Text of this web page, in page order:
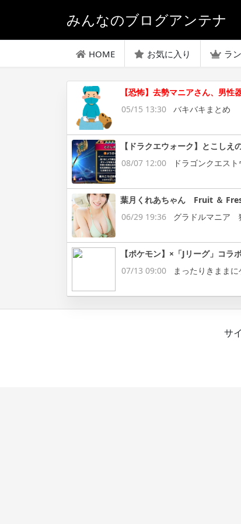
みんなのブログアンテナ
HOME お気に入り ラ
【恐怖】去勢マニアさん、男性
05/15 13:30
バキバキまとめ
【ドラクエウォーク】とこし
08/07 12:00
ドラゴンクエス
葉月くれあちゃん Fruit ＆
06/29 19:36
グラドルマニア
【ポケモン】×「Jリーグ」コ
07/13 09:00
まったりきまま
サ